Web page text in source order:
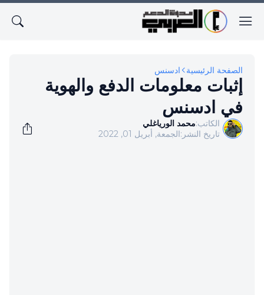
الصفحة الرئيسية ادسنس
إثبات معلومات الدفع والهوية
في ادسنس
الكاتب:محمد الورياغلي
تاريخ النشر:الجمعة, أبريل 01, 2022